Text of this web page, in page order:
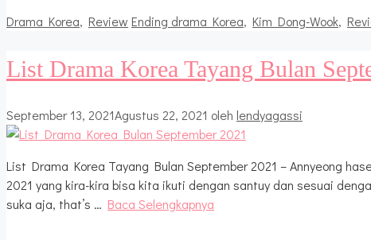
Kategori
Drama Korea, Review Tag
Ending drama Korea, Kim Dong-Wook,
List Drama Korea Tayang Bulan
September 13, 2021Agustus 22, 2021 oleh lendyagassi
List Drama Korea Tayang Bulan September 2021 – Annyeong
2021 yang kira-kira bisa kita ikuti dengan santuy dan sesuai
suka aja, that’s … Baca Selengkapnya